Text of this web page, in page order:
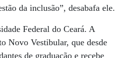
da inclusão”, desabafa ele.
Federal do Ceará. A
Novo Vestibular, que desde
de graduação e recebe